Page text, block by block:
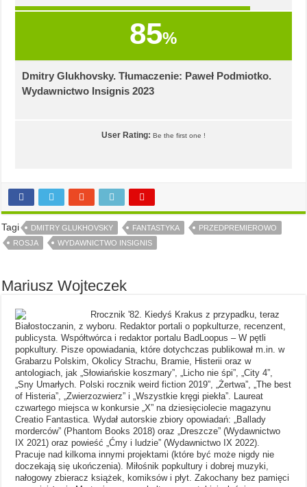
85%
Dmitry Glukhovsky. Tłumaczenie: Paweł Podmiotko.
Wydawnictwo Insignis 2023
User Rating: Be the first one !
Tagi DMITRY GLUKHOVSKY FANTASTYKA
PRZEDPREMIEROWO
ROSJA
WYDAWNICTWO INSIGNIS
Mariusz Wojteczek
Rrocznik '82. Kiedyś Krakus z przypadku, teraz
Białostoczanin, z wyboru. Redaktor portali o popkulturze, recenzent,
publicysta. Współtwórca i redaktor portalu BadLoopus – W pętli
popkultury. Pisze opowiadania, które dotychczas publikował m.in. w
Grabarzu Polskim, Okolicy Strachu, Bramie, Histerii oraz w
antologiach, jak „Słowiańskie koszmary”, „Licho nie śpi”, „City 4”,
„Sny Umarłych. Polski rocznik weird fiction 2019”, „Żertwa”, „The best
of Histeria”, „Zwierzozwierz” i „Wszystkie kręgi piekła”. Laureat
czwartego miejsca w konkursie „X” na dziesięciolecie magazynu
Creatio Fantastica. Wydał autorskie zbiory opowiadań: „Ballady
morderców” (Phantom Books 2018) oraz „Dreszcze” (Wydawnictwo
IX 2021) oraz powieść „Ćmy i ludzie” (Wydawnictwo IX 2022).
Pracuje nad kilkoma innymi projektami (które być może nigdy nie
doczekają się ukończenia). Miłośnik popkultury i dobrej muzyki,
nałogowy zbieracz książek, komiksów i płyt. Zakochany bez pamięci